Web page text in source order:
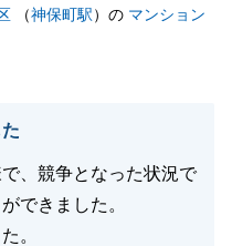
（神保町駅）の マンション
、競争となった状況で
できました。
。